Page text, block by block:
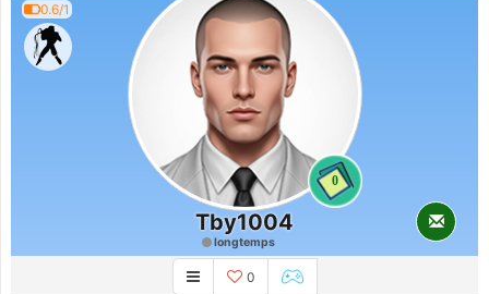
0.6/1
0
Tby1004
longtemps
0